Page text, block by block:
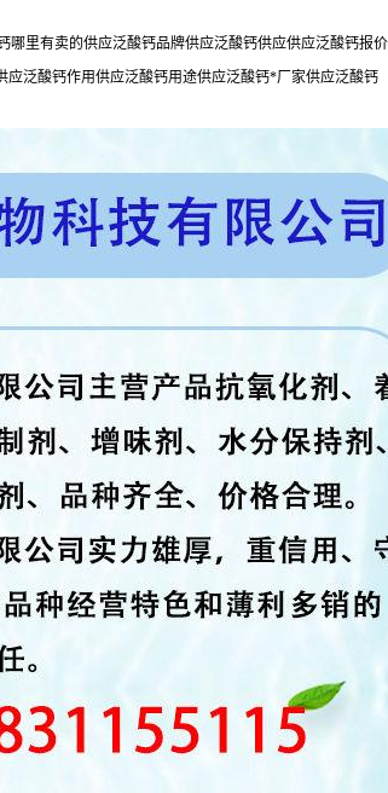
里有卖的供应泛酸钙品牌供应泛酸钙供应供应泛酸钙
泛酸钙作用供应泛酸钙用途供应泛酸钙*厂家供应泛酸钙